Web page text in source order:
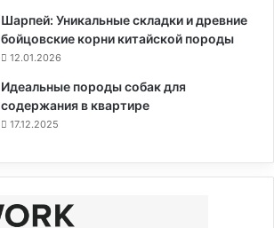
Шарпей: Уникальные складки и древние
бойцовские корни китайской породы
12.01.2026
Идеальные породы собак для
содержания в квартире
17.12.2025